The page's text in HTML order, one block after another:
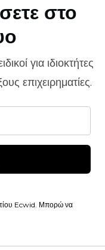
στο
για ιδιοκτήτες
επιχειρηματίες.
Ecwid. Μπορώ να